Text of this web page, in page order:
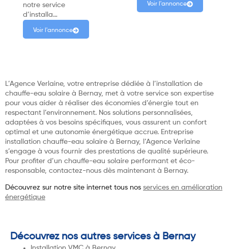
notre service
d’installa…
Voir l'annonce
Voir l'annonce
L’Agence Verlaine, votre entreprise dédiée à l’installation de
chauffe-eau solaire à Bernay, met à votre service son expertise
pour vous aider à réaliser des économies d’énergie tout en
respectant l’environnement. Nos solutions personnalisées,
adaptées à vos besoins spécifiques, vous assurent un confort
optimal et une autonomie énergétique accrue. Entreprise
installation chauffe-eau solaire à Bernay, l’Agence Verlaine
s’engage à vous fournir des prestations de qualité supérieure.
Pour profiter d’un chauffe-eau solaire performant et éco-
responsable, contactez-nous dès maintenant à Bernay.
Découvrez sur notre site internet tous nos services en amélioration
énergétique
Découvrez nos autres services à Bernay